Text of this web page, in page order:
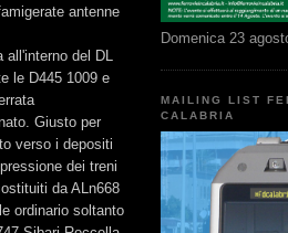
antenne
del DL
le D445 1009 e
Giusto per
verso i depositi
dei treni
da ALn668
ordinario soltanto
Domenica 23
MAILING LIST
CALABRIA